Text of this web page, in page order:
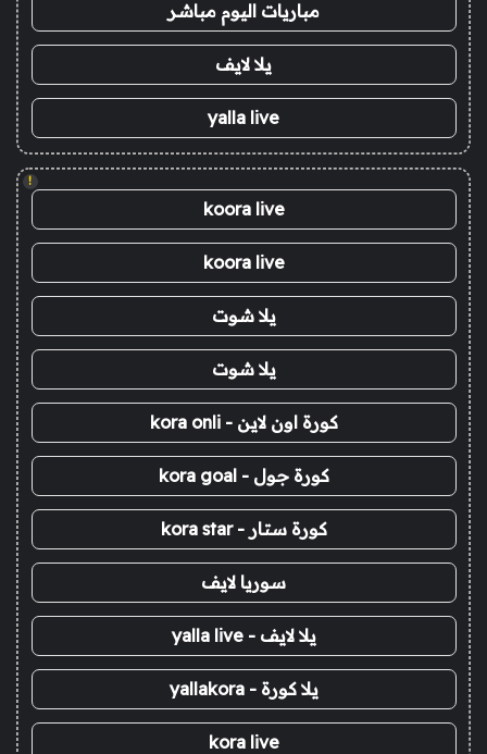
مباريات اليوم مباشر
يلا لايف
yalla live
!
koora live
koora live
يلا شوت
يلا شوت
كورة اون لاين - kora onli
كورة جول - kora goal
كورة ستار - kora star
سوريا لايف
يلا لايف - yalla live
يلا كورة - yallakora
kora live